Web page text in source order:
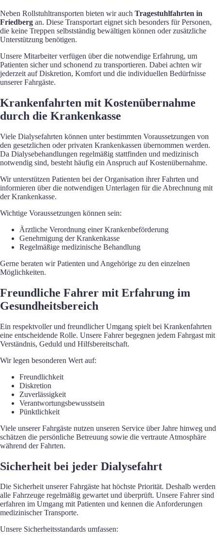
Neben Rollstuhltransporten bieten wir auch Tragestuhlfahrten in
Friedberg an. Diese Transportart eignet sich besonders für Personen,
die keine Treppen selbstständig bewältigen können oder zusätzliche
Unterstützung benötigen.
Unsere Mitarbeiter verfügen über die notwendige Erfahrung, um
Patienten sicher und schonend zu transportieren. Dabei achten wir
jederzeit auf Diskretion, Komfort und die individuellen Bedürfnisse
unserer Fahrgäste.
Krankenfahrten mit Kostenübernahme
durch die Krankenkasse
Viele Dialysefahrten können unter bestimmten Voraussetzungen von
den gesetzlichen oder privaten Krankenkassen übernommen werden.
Da Dialysebehandlungen regelmäßig stattfinden und medizinisch
notwendig sind, besteht häufig ein Anspruch auf Kostenübernahme.
Wir unterstützen Patienten bei der Organisation ihrer Fahrten und
informieren über die notwendigen Unterlagen für die Abrechnung mit
der Krankenkasse.
Wichtige Voraussetzungen können sein:
Ärztliche Verordnung einer Krankenbeförderung
Genehmigung der Krankenkasse
Regelmäßige medizinische Behandlung
Gerne beraten wir Patienten und Angehörige zu den einzelnen
Möglichkeiten.
Freundliche Fahrer mit Erfahrung im
Gesundheitsbereich
Ein respektvoller und freundlicher Umgang spielt bei Krankenfahrten
eine entscheidende Rolle. Unsere Fahrer begegnen jedem Fahrgast mit
Verständnis, Geduld und Hilfsbereitschaft.
Wir legen besonderen Wert auf:
Freundlichkeit
Diskretion
Zuverlässigkeit
Verantwortungsbewusstsein
Pünktlichkeit
Viele unserer Fahrgäste nutzen unseren Service über Jahre hinweg und
schätzen die persönliche Betreuung sowie die vertraute Atmosphäre
während der Fahrten.
Sicherheit bei jeder Dialysefahrt
Die Sicherheit unserer Fahrgäste hat höchste Priorität. Deshalb werden
alle Fahrzeuge regelmäßig gewartet und überprüft. Unsere Fahrer sind
erfahren im Umgang mit Patienten und kennen die Anforderungen
medizinischer Transporte.
Unsere Sicherheitsstandards umfassen: